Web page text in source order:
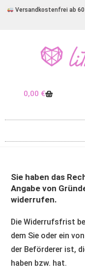
Versandkostenfrei ab 60
0,00 €
Sie haben das
Angabe von
widerrufen.
Die Widerrufsfrist
dem Sie oder ein
der Beförderer ist,
haben bzw. hat.